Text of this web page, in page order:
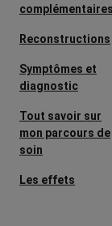
complémentaires
Reconstructions
Symptômes et
diagnostic
Tout savoir sur
mon parcours de
soin
Les effets